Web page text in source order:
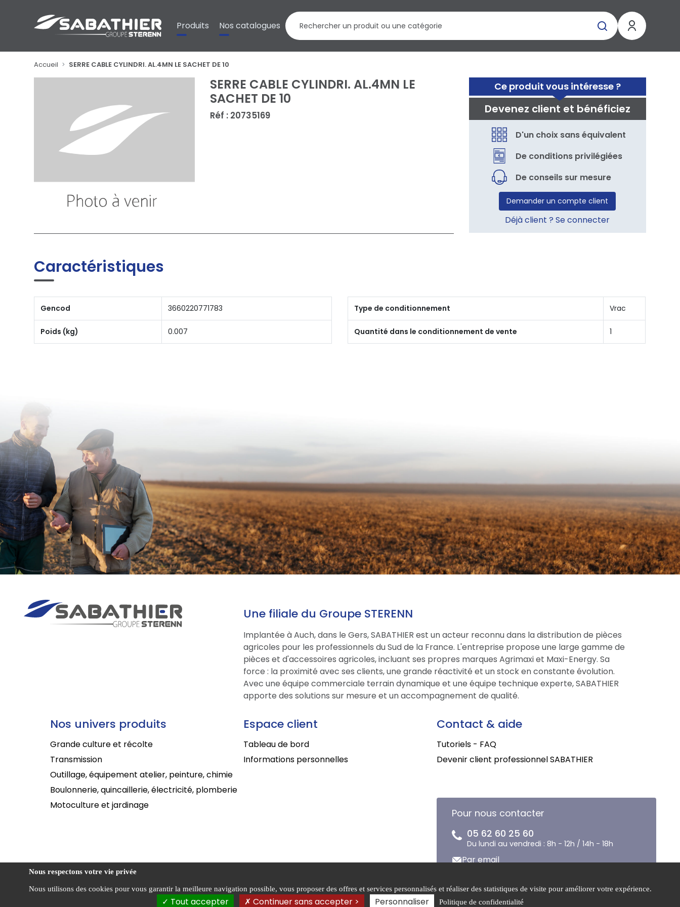
Produits Nos catalogues
Accueil SERRE CABLE CYLINDRI. AL.4MN LE SACHET DE 10
Ce produit vous intéresse ?
Devenez client et bénéficiez
D'un choix sans équivalent
De conditions privilégiées
De conseils sur mesure
Demander un compte client
Déjà client ? Se connecter
SERRE CABLE CYLINDRI. AL.4MN LE
SACHET DE 10
Réf : 20735169
Caractéristiques
Gencod 3660220771783
Poids (kg) 0.007
Type de conditionnement Vrac
Quantité dans le conditionnement de vente 1
Une filiale du Groupe STERENN
Implantée à Auch, dans le Gers, SABATHIER est un acteur reconnu dans la distribution de pièces
agricoles pour les professionnels du Sud de la France. L'entreprise propose une large gamme de
pièces et d'accessoires agricoles, incluant ses propres marques Agrimaxi et Maxi-Energy. Sa
force : la proximité avec ses clients, une grande réactivité et un stock en constante évolution.
Avec une équipe commerciale terrain dynamique et une équipe technique experte, SABATHIER
apporte des solutions sur mesure et un accompagnement de qualité.
Nos univers produits
Grande culture et récolte
Transmission
Outillage, équipement atelier, peinture, chimie
Boulonnerie, quincaillerie, électricité, plomberie
Motoculture et jardinage
Espace client
Tableau de bord
Informations personnelles
Contact & aide
Tutoriels - FAQ
Devenir client professionnel SABATHIER
Pour nous contacter
05 62 60 25 60
Du lundi au vendredi : 8h - 12h / 14h - 18h
Par email
Sabathier ©
Politique de
confidentialité
Conditions générales de
vente
Mentions
légales
Gestion des
Nous respectons votre vie privée
Nous utilisons des cookies pour vous garantir la meilleure navigation possible, vous proposer des offres et services personnalisés et réaliser des statistiques de visite pour améliorer votre expérience.
Tout accepter Continuer sans accepter > Personnaliser Politique de confidentialité